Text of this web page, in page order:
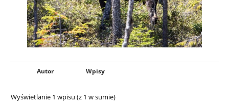
Autor Wpisy
Wyświetlanie 1 wpisu (z 1 w sumie)